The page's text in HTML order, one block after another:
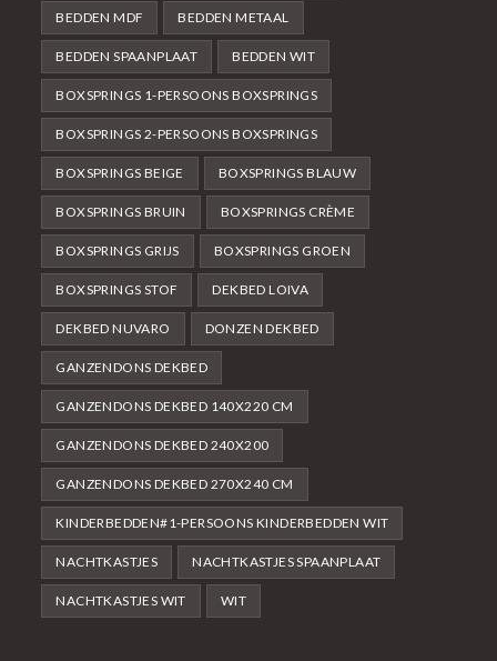
BEDDEN MDF BEDDEN METAAL
BEDDEN SPAANPLAAT BEDDEN WIT
BOXSPRINGS 1-PERSOONS BOXSPRINGS
BOXSPRINGS 2-PERSOONS BOXSPRINGS
BOXSPRINGS BEIGE BOXSPRINGS BLAUW
BOXSPRINGS BRUIN BOXSPRINGS CRÈME
BOXSPRINGS GRIJS BOXSPRINGS GROEN
BOXSPRINGS STOF DEKBED LOIVA
DEKBED NUVARO DONZEN DEKBED
GANZENDONS DEKBED
GANZENDONS DEKBED 140X220 CM
GANZENDONS DEKBED 240X200
GANZENDONS DEKBED 270X240 CM
KINDERBEDDEN#1-PERSOONS KINDERBEDDEN WIT
NACHTKASTJES NACHTKASTJES SPAANPLAAT
NACHTKASTJES WIT WIT